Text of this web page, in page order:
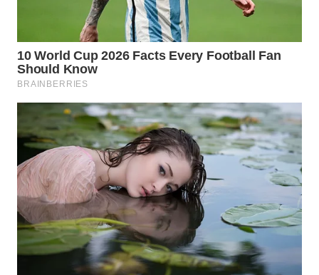
KARO
WN
WN
LABUHANBATU
WN
TAPANULI
TENGAH
WN DELI